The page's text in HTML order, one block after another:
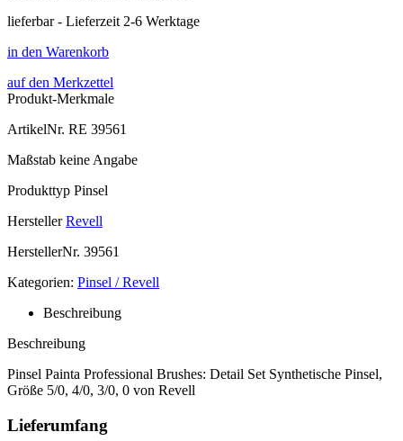
lieferbar - Lieferzeit 2-6 Werktage
in den Warenkorb
auf den Merkzettel
Produkt-Merkmale
ArtikelNr. RE 39561
Maßstab keine Angabe
Produkttyp Pinsel
Hersteller Revell
HerstellerNr. 39561
Kategorien: Pinsel / Revell
Beschreibung
Beschreibung
Pinsel Painta Professional Brushes: Detail Set Synthetische Pinsel,
Größe 5/0, 4/0, 3/0, 0 von Revell
Lieferumfang